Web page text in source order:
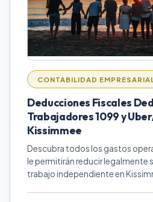
CONTABILIDAD
Deducciones Fiscales
Trabajadores 1099 y
Kissimmee
Descubra todos los gastos
le permitirán reducir legalmente
trabajo independiente en